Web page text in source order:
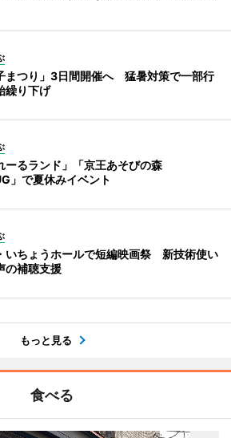
まつり」3日間開催へ 猛暑対策で一部行
繰り下げ
ーるランド」「京王あそびの森
」で夏休みイベント
いちょうホールで短編映画祭 新技術使い
の補聴支援
もっと見る
食べる